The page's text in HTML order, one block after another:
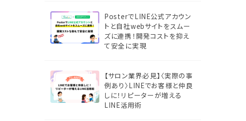
PosterでLINE公式アカウン
トと自社webサイトをスムー
ズに連携！開発コストを抑え
て安全に実現
【サロン業界必見】〈実際の事
例あり〉LINEでお客様と仲良
しに！リピーターが増える
LINE活用術